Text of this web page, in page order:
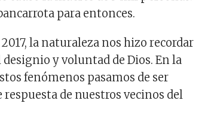
para entonces.
la naturaleza nos hizo recordar
y voluntad de Dios. En la
fenómenos pasamos de ser
de nuestros vecinos del